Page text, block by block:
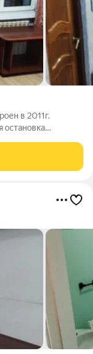
в 2011г.
остановка